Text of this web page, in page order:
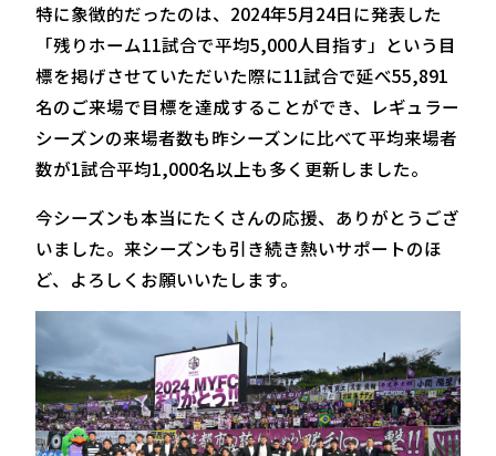
特に象徴的だったのは、2024年5月24日に発表した
「残りホーム11試合で平均5,000人目指す」という目
標を掲げさせていただいた際に11試合で延べ55,891
名のご来場で目標を達成することができ、レギュラー
シーズンの来場者数も昨シーズンに比べて平均来場者
数が1試合平均1,000名以上も多く更新しました。
今シーズンも本当にたくさんの応援、ありがとうござ
いました。来シーズンも引き続き熱いサポートのほ
ど、よろしくお願いいたします。